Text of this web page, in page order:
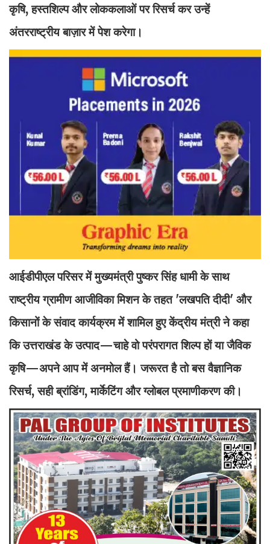
कृषि, हस्तशिल्प और लोककलाओं पर रिसर्च कर उन्हें
अंतरराष्ट्रीय बाज़ार में पेश करेगा।
आईडीपीएल परिसर में मुख्यमंत्री पुष्कर सिंह धामी के साथ
राष्ट्रीय ग्रामीण आजीविका मिशन के तहत 'लखपति दीदी' और
किसानों के संवाद कार्यक्रम में शामिल हुए केंद्रीय मंत्री ने कहा
कि उत्तराखंड के उत्पाद—चाहे वो परंपरागत शिल्प हों या जैविक
कृषि—अपने आप में अनमोल हैं। जरूरत है तो बस वैज्ञानिक
रिसर्च, सही ब्रांडिंग, मार्केटिंग और ग्लोबल प्रमाणीकरण की।